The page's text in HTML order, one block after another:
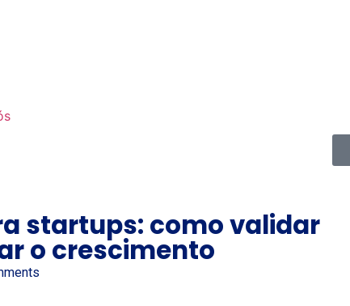
startups: como validar
o crescimento